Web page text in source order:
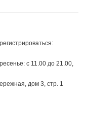
с 11.00 до 21.00,
дом 3, стр. 1